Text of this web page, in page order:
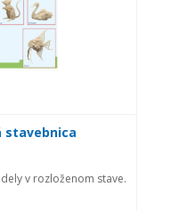
stavebnica
v rozloženom stave.